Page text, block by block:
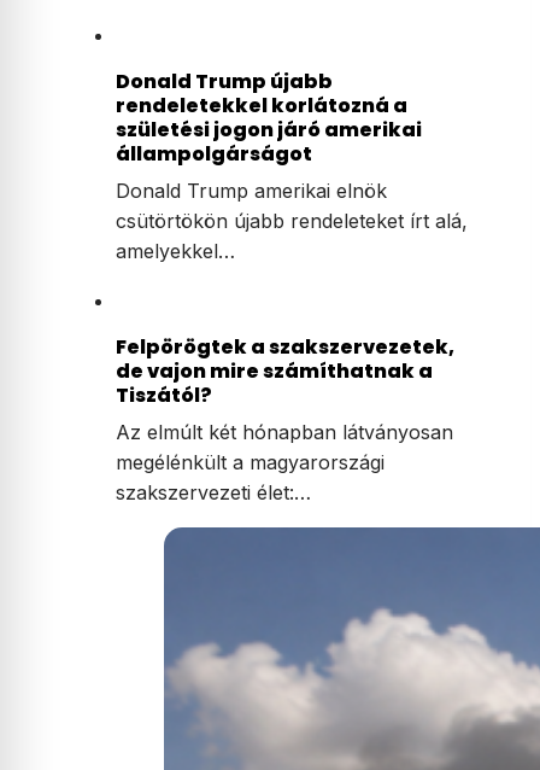
Donald Trump újabb
rendeletekkel korlátozná a
születési jogon járó amerikai
állampolgárságot
Donald Trump amerikai elnök
csütörtökön újabb rendeleteket írt alá,
amelyekkel…
Felpörögtek a szakszervezetek,
de vajon mire számíthatnak a
Tiszától?
Az elmúlt két hónapban látványosan
megélénkült a magyarországi
szakszervezeti élet:…